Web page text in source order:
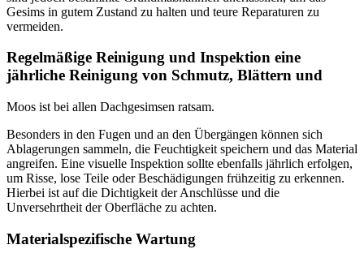
Gesims in gutem Zustand zu halten und teure Reparaturen zu
vermeiden.
Regelmäßige Reinigung und Inspektion eine
jährliche Reinigung von Schmutz, Blättern und
Moos ist bei allen Dachgesimsen ratsam.
Besonders in den Fugen und an den Übergängen können sich
Ablagerungen sammeln, die Feuchtigkeit speichern und das Material
angreifen. Eine visuelle Inspektion sollte ebenfalls jährlich erfolgen,
um Risse, lose Teile oder Beschädigungen frühzeitig zu erkennen.
Hierbei ist auf die Dichtigkeit der Anschlüsse und die
Unversehrtheit der Oberfläche zu achten.
Materialspezifische Wartung